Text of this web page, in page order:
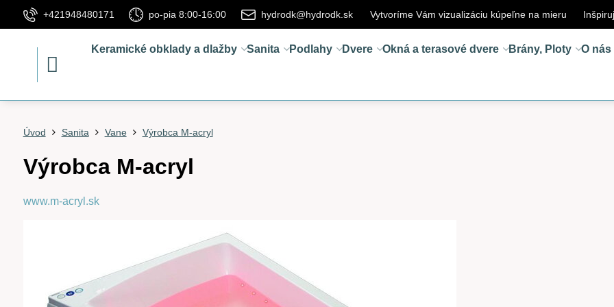
+421948480171 po-pia 8:00-16:00 hydrodk@hydrodk.sk Vytvoríme Vám vizualizáciu kúpeľne na mieru
Keramické obklady a dlažby Sanita Podlahy Dvere Okná a terasové dvere Brány, Ploty O nás
Úvod Sanita Vane Výrobca M-acryl
Výrobca M-acryl
www.m-acryl.sk